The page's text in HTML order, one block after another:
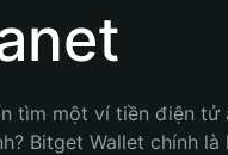
tìm một ví tiền điện tử
Bitget Wallet chính